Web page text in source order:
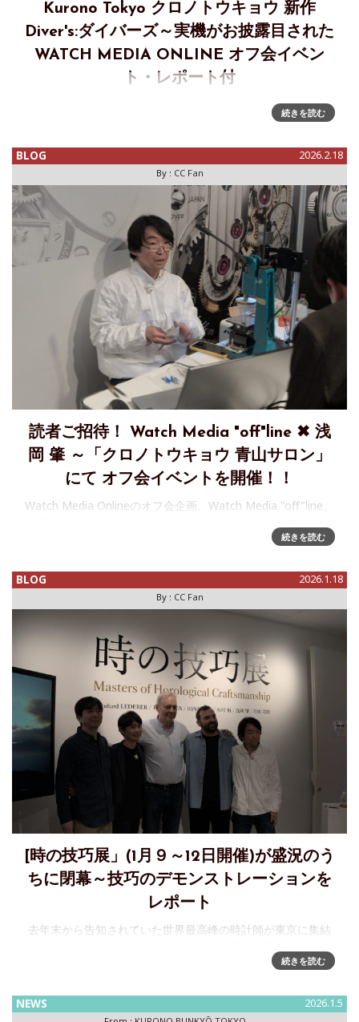
Kurono Tokyo クロノトウキョウ 新作
Diver's:ダイバーズ～実機がお披露目された
WATCH MEDIA ONLINE オフ会イベン
ト・レポート付
Kurono Tokyo クロノトウキョウ新作 Diver's:ダイバーズ
Kurono Tokyoはこの度、新作「Diver's:ダイバーズ」を発表
続きを読む
BLOG 2026.2.18
By : CC Fan
読者ご招待！ Watch Media "off"line ✖ 浅
岡 肇 ～「クロノトウキョウ 青山サロン」
にて オフ会イベントを開催！！
Watch Media Onlineのオフ会企画、Watch Media "off"line、
を展開する時計師 浅岡 肇氏とコラボレーションします。浅岡
続きを読む
BLOG 2026.1.18
By : CC Fan
[時の技巧展」(1月９～12日開催)が盛況のう
ちに閉幕～技巧のデモンストレーションを
レポート
去年末から告知されていた世界最高峰の時計師が東京に集結
た。注目し続けているレデラーが約20年ぶりに来日、作業環
数日参加させていただけ
続きを読む
NEWS 2026.1.5